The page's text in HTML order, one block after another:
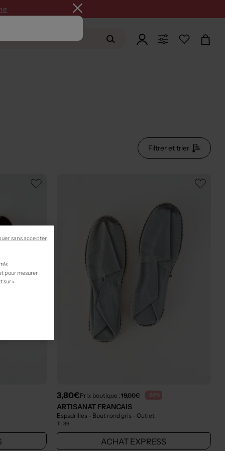
Filtrer et trier
3,80€Prix boutique : 19,00€ -80%
ARTISANAT FRANCAIS
Espadrilles - Bout rond gris - Outlet
T : 36
ACHAT EXPRESS
pour mesurer
sur «
sans accepter